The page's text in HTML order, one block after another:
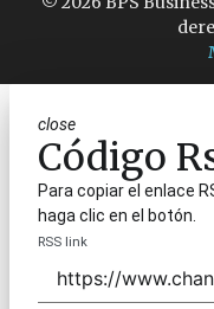
close
Código
Para copiar el enlace
haga clic en el botón.
RSS link